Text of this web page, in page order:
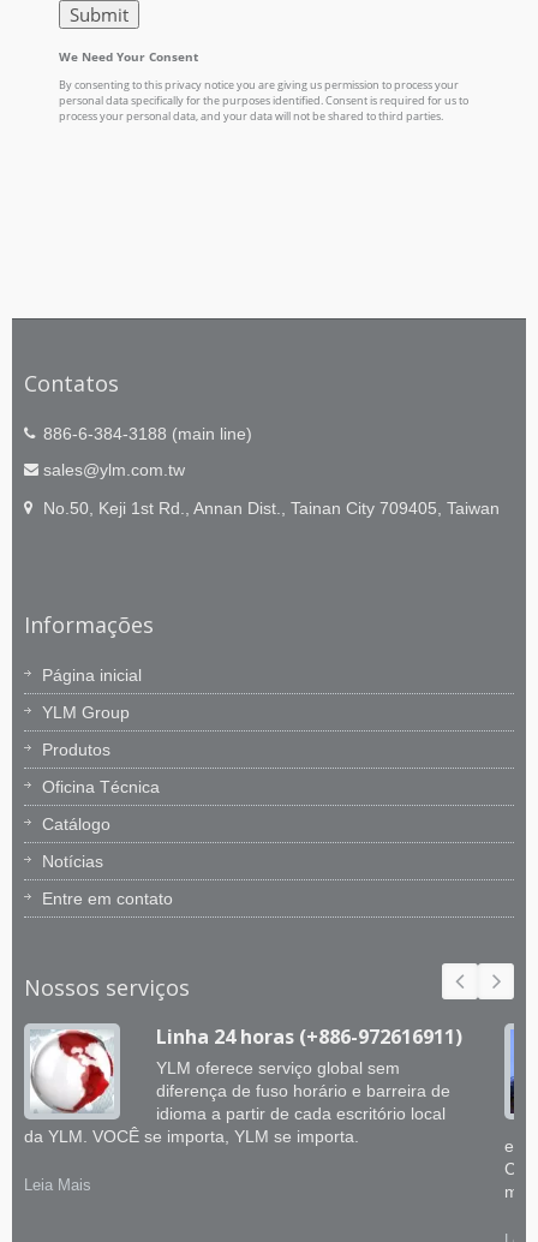
Contatos
886-6-384-3188 (main line)
sales@ylm.com.tw
No.50, Keji 1st Rd., Annan Dist., Tainan City 709405, Taiwan
Informações
Página inicial
YLM Group
Produtos
Oficina Técnica
Catálogo
Notícias
Entre em contato
Nossos serviços
Linha 24 horas (+886-972616911)
YLM oferece serviço global sem
diferença de fuso horário e barreira de
idioma a partir de cada escritório local
da YLM. VOCÊ se importa, YLM se importa.
Leia Mais